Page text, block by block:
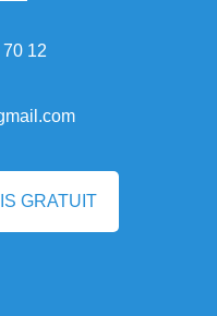
12
GRATUIT